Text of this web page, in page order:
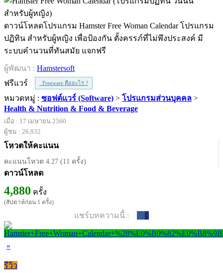
ดาวน์โหลดโปรแกรม Hamster Free Woman Calendar โปรแกรม
ปฏิทิน สำหรับผู้หญิง เพื่อป้องกัน ตั้งครรภ์ที่ไม่พึงประสงค์ มี
ระบบคำนวนที่ทันสมัย แจกฟรี
ผู้พัฒนา : Hamstersoft
ฟรีแวร์
Freeware คืออะไร ?
หมวดหมู่ : ซอฟต์แวร์ (Software) > โปรแกรมส่วนบุคคล >
Health & Nutrition & Food & Beverage
เมื่อ : 17 เมษายน 2560
ผู้ชม : 26,932
โหวตให้คะแนน
คะแนนโหวต 4.27 (11 ครั้ง)
ดาวน์โหลด
4,880 ครั้ง
(สัปดาห์ก่อน 1 ครั้ง)
แชร์บทความนี้ : 0
»
รีวิว